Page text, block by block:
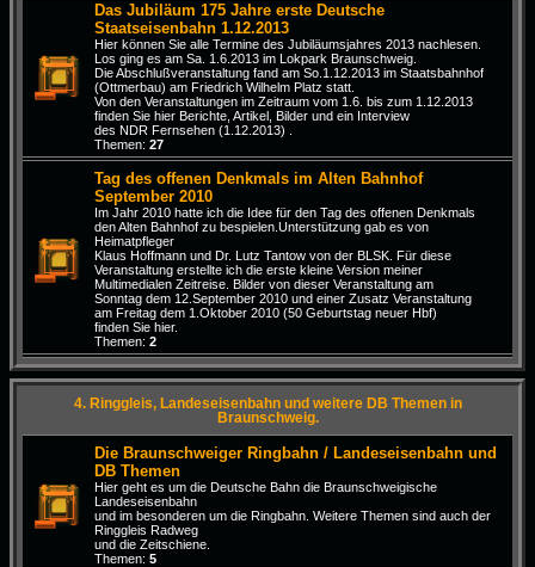
Das Jubiläum 175 Jahre erste Deutsche
Staatseisenbahn 1.12.2013
Hier können Sie alle Termine des Jubiläumsjahres 2013 nachlesen.
Los ging es am Sa. 1.6.2013 im Lokpark Braunschweig.
Die Abschlußveranstaltung fand am So.1.12.2013 im Staatsbahnhof
(Ottmerbau) am Friedrich Wilhelm Platz statt.
Von den Veranstaltungen im Zeitraum vom 1.6. bis zum 1.12.2013
finden Sie hier Berichte, Artikel, Bilder und ein Interview
des NDR Fernsehen (1.12.2013) .
Themen: 27
Tag des offenen Denkmals im Alten Bahnhof
September 2010
Im Jahr 2010 hatte ich die Idee für den Tag des offenen Denkmals
den Alten Bahnhof zu bespielen.Unterstützung gab es von
Heimatpfleger
Klaus Hoffmann und Dr. Lutz Tantow von der BLSK. Für diese
Veranstaltung erstellte ich die erste kleine Version meiner
Multimedialen Zeitreise. Bilder von dieser Veranstaltung am
Sonntag dem 12.September 2010 und einer Zusatz Veranstaltung
am Freitag dem 1.Oktober 2010 (50 Geburtstag neuer Hbf)
finden Sie hier.
Themen: 2
4. Ringgleis, Landeseisenbahn und weitere DB Themen in
Braunschweig.
Die Braunschweiger Ringbahn / Landeseisenbahn und
DB Themen
Hier geht es um die Deutsche Bahn die Braunschweigische
Landeseisenbahn
und im besonderen um die Ringbahn. Weitere Themen sind auch der
Ringgleis Radweg
und die Zeitschiene.
Themen: 5